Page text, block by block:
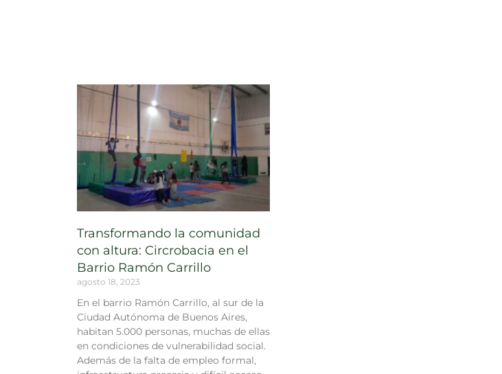
Transformando la comunidad
con altura: Circrobacia en el
Barrio Ramón Carrillo
agosto 18, 2023
En el barrio Ramón Carrillo, al sur de la
Ciudad Autónoma de Buenos Aires,
habitan 5.000 personas, muchas de ellas
en condiciones de vulnerabilidad social.
Además de la falta de empleo formal,